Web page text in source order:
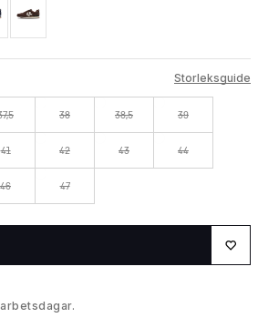
Storleksguide
38 38,5 39
41 42 43 44
46 47